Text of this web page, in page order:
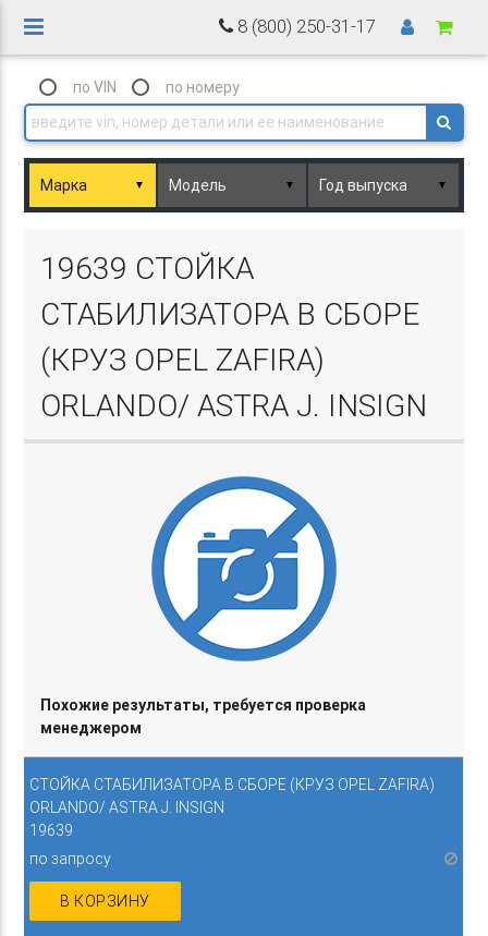
8 (800) 250-31-17
по VIN по номеру
▼ ▼ ▼
19639 СТОЙКА
СТАБИЛИЗАТОРА В СБОРЕ
(КРУЗ OPEL ZAFIRA)
ORLANDO/ ASTRA J. INSIGN
СТОЙКА СТАБИЛИЗАТОРА В СБОРЕ (КРУЗ OPEL ZAFIRA)
ORLANDO/ ASTRA J. INSIGN
19639
по запросу
В КОРЗИНУ
Похожие результаты, требуется проверка
менеджером